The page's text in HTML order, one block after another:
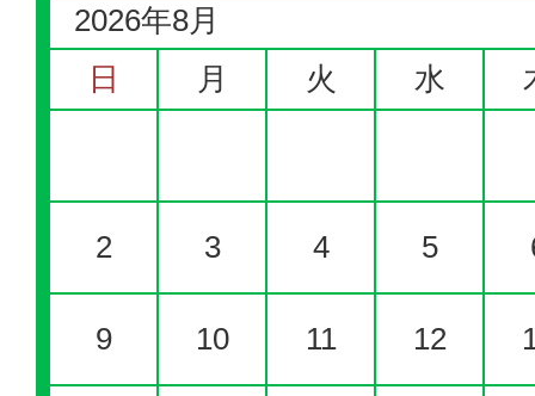
2026年8月
日
月 火 水
2 3 4 5
9 10 11 12